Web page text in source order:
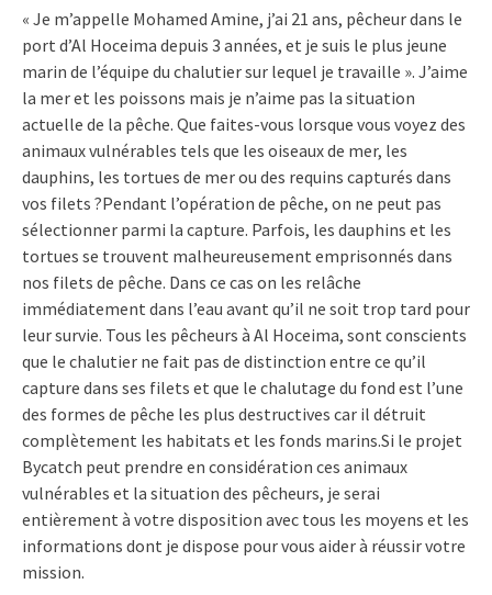
« Je m’appelle Mohamed Amine, j’ai 21 ans, pêcheur dans le
port d’Al Hoceima depuis 3 années, et je suis le plus jeune
marin de l’équipe du chalutier sur lequel je travaille ». J’aime
la mer et les poissons mais je n’aime pas la situation
actuelle de la pêche. Que faites-vous lorsque vous voyez des
animaux vulnérables tels que les oiseaux de mer, les
dauphins, les tortues de mer ou des requins capturés dans
vos filets ?Pendant l’opération de pêche, on ne peut pas
sélectionner parmi la capture. Parfois, les dauphins et les
tortues se trouvent malheureusement emprisonnés dans
nos filets de pêche. Dans ce cas on les relâche
immédiatement dans l’eau avant qu’il ne soit trop tard pour
leur survie. Tous les pêcheurs à Al Hoceima, sont conscients
que le chalutier ne fait pas de distinction entre ce qu’il
capture dans ses filets et que le chalutage du fond est l’une
des formes de pêche les plus destructives car il détruit
complètement les habitats et les fonds marins.Si le projet
Bycatch peut prendre en considération ces animaux
vulnérables et la situation des pêcheurs, je serai
entièrement à votre disposition avec tous les moyens et les
informations dont je dispose pour vous aider à réussir votre
mission.